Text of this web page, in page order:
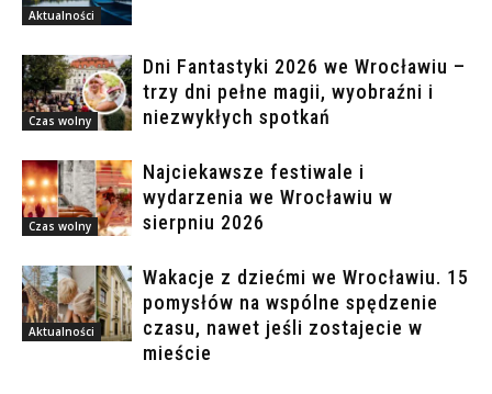
Aktualności
Czas wolny
Dni Fantastyki 2026 we Wrocławiu –
trzy dni pełne magii, wyobraźni i
niezwykłych spotkań
Czas wolny
Najciekawsze festiwale i
wydarzenia we Wrocławiu w
sierpniu 2026
Aktualności
Wakacje z dziećmi we Wrocławiu. 15
pomysłów na wspólne spędzenie
czasu, nawet jeśli zostajecie w
mieście